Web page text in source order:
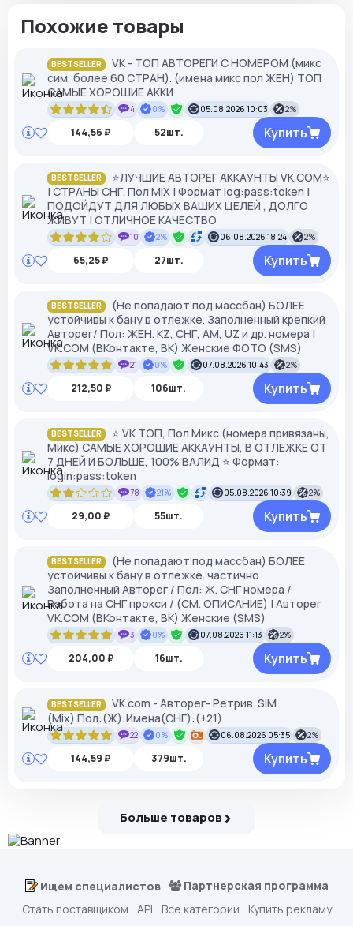
Похожие товары
BESTSELLER
VK - ТОП АВТОРЕГИ С НОМЕРОМ (микс
сим, более 60 СТРАН). (имена микс пол ЖЕН) ТОП
САМЫЕ ХОРОШИЕ АККИ
4 0% 05.08.2026 10:03 2%
144,56 ₽ 52шт. Купить
BESTSELLER
⭐️ЛУЧШИЕ АВТОРЕГ АККАУНТЫ VK.COM⭐️
| СТРАНЫ СНГ. Пол MIX | Формат log:pass:token |
ПОДОЙДУТ ДЛЯ ЛЮБЫХ ВАШИХ ЦЕЛЕЙ , ДОЛГО
ЖИВУТ | ОТЛИЧНОЕ КАЧЕСТВО
10 2% 06.08.2026 18:24 2%
65,25 ₽ 27шт. Купить
BESTSELLER
(Не попадают под массбан) БОЛЕЕ
устойчивы к бану в отлежке. Заполненный крепкий
Авторег/ Пол: ЖЕН. KZ, СНГ, АМ, UZ и др. номера |
VK.COM (ВКонтакте, ВК) Женские ФОТО (SMS)
21 0% 07.08.2026 10:43 2%
212,50 ₽ 106шт. Купить
BESTSELLER
⭐ VK ТОП, Пол Микс (номера привязаны,
Микс) САМЫЕ ХОРОШИЕ АККАУНТЫ, В ОТЛЕЖКЕ ОТ
7 ДНЕЙ И БОЛЬШЕ, 100% ВАЛИД ⭐ Формат:
login:pass:token
78 21% 05.08.2026 10:39 2%
29,00 ₽ 55шт. Купить
BESTSELLER
(Не попадают под массбан) БОЛЕЕ
устойчивы к бану в отлежке. частично
Заполненный Авторег / Пол: Ж. СНГ номера /
Работа на СНГ прокси / (СМ. ОПИСАНИЕ) | Авторег
VK.COM (ВКонтакте, ВК) Женские (SMS)
3 0% 07.08.2026 11:13 2%
204,00 ₽ 16шт. Купить
BESTSELLER
VK.com - Авторег- Ретрив. SIM
(Mix).Пол:(Ж):Имена(СНГ):(+21)
22 0% 06.08.2026 05:35 2%
144,59 ₽ 379шт. Купить
Больше товаров
Ищем специалистов
Партнерская программа
Стать поставщиком
API Все категории
Купить рекламу